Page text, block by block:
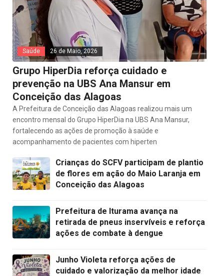
Saúde 26 de Maio, 2026
Grupo HiperDia reforça cuidado e
prevenção na UBS Ana Mansur em
Conceição das Alagoas
A Prefeitura de Conceição das Alagoas realizou mais um
encontro mensal do Grupo HiperDia na UBS Ana Mansur,
fortalecendo as ações de promoção à saúde e
acompanhamento de pacientes com hiperten
Crianças do SCFV participam de plantio
de flores em ação do Maio Laranja em
Conceição das Alagoas
Prefeitura de Iturama avança na
retirada de pneus inservíveis e reforça
ações de combate à dengue
Junho Violeta reforça ações de
cuidado e valorização da melhor idade